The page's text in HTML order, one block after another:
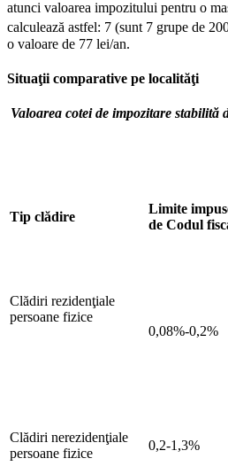
atunci valoarea impozitului pentru o
calculează astfel: 7 (sunt 7 grupe de
o valoare de 77 lei/an.
Situaţii comparative pe localităţi
Valoarea cotei de impozitare stabilită
Tip clădire
Limite
de Codul
Clădiri rezidenţiale
persoane fizice
0,08%-0,2%
Clădiri nerezidenţiale
persoane fizice
0,2-1,3%